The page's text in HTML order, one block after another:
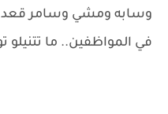
وسابه ومشي وسامر قعد
في المواظفين.. ما تتنيلو